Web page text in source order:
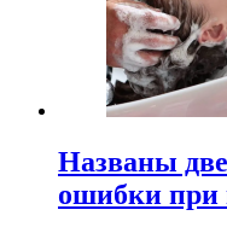
Названы
ошибки при